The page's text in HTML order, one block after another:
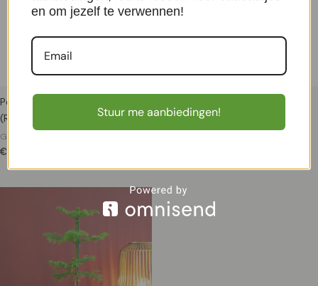
Peperomia Caperata lilian
(Rattenstaartje) – P 12 cm
Groene Kamerplanten
€
Alocasia Stingray – P 12 cm
Groene Kamerplanten
en om jezelf te verwennen!
Stuur me aanbiedingen!